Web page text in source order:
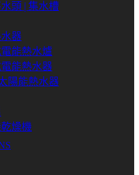
頭 | 集水槽
器
能熱水爐
能熱水器
陽能熱水器
燥機